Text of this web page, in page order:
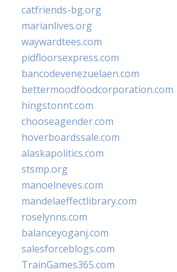
catfriends-bg.org
marianlives.org
waywardtees.com
pidfloorsexpress.com
bancodevenezuelaen.com
bettermoodfoodcorporation.com
hingstonnt.com
chooseagender.com
hoverboardssale.com
alaskapolitics.com
stsmp.org
manoelneves.com
mandelaeffectlibrary.com
roselynns.com
balanceyoganj.com
salesforceblogs.com
TrainGames365.com